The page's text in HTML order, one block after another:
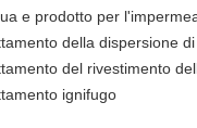
e prodotto per
della dispersione
del rivestimento
ignifugo